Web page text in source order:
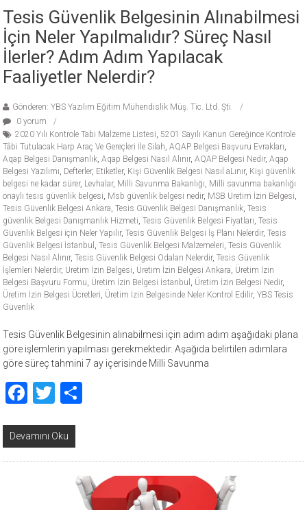
Tesis Güvenlik Belgesinin Alınabilmesi
İçin Neler Yapılmalıdır? Süreç Nasıl
İlerler? Adım Adım Yapılacak
Faaliyetler Nelerdir?
Gönderen: YBS Yazılım Eğitim Mühendislik Müş. Tic. Ltd. Şti.
0 yorum
2020 Yılı Kontrole Tabi Malzeme Listesi, 5201 Sayılı Kanun Gereğince Kontrole
Tâbi Tutulacak Harp Araç Ve Gereçleri İle Silah,AQAP Belgesi Başvuru Evrakları,
Aqap Belgesi Danışmanlık,Aqap Belgesi Nasıl Alınır,AQAP Belgesi Nedir,Aqap
Belgesi Yazılımı, Defterler, Etiketler, Kişi Güvenlik Belgesi Nasıl aLınır, Kişi güvenlik
belgesi ne kadar sürer, Levhalar, Milli Savunma Bakanlığı, Milli savunma bakanlığı
onaylı tesis güvenlik belgesi, Msb güvenlik belgesi nedir, MSB Üretim İzin Belgesi,
Tesis Güvenlik Belgesi Ankara,Tesis Güvenlik Belgesi Danışmanlık,Tesis
güvenlik Belgesi Danışmanlık Hizmeti,Tesis Güvenlik Belgesi Fiyatları,Tesis
Güvenlik Belgesi için Neler Yapılır,Tesis Güvenlik Belgesi İş Planı Nelerdir,Tesis
Güvenlik Belgesi İstanbul ,Tesis Güvenlik Belgesi Malzemeleri,Tesis Güvenlik
Belgesi Nasıl Alınır,Tesis Güvenlik Belgesi Odaları Nelerdir,Tesis Güvenlik
İşlemleri Nelerdir, Üretim İzin Belgesi, Üretim İzin Belgesi Ankara, Üretim İzin
Belgesi Başvuru Formu, Üretim İzin Belgesi İstanbul , Üretim İzin Belgesi Nedir,
Üretim İzin Belgesi Ücretleri, Üretim İzin Belgesinde Neler Kontrol Edilir,YBS Tesis
Güvenlik
Tesis Güvenlik Belgesinin alınabilmesi için adım adım aşağıdaki plana
göre işlemlerin yapılması gerekmektedir. Aşağıda belirtilen adımlara
göre süreç tahmini 7 ay içerisinde Milli Savunma
Facebook
Twitter
Devamını Oku